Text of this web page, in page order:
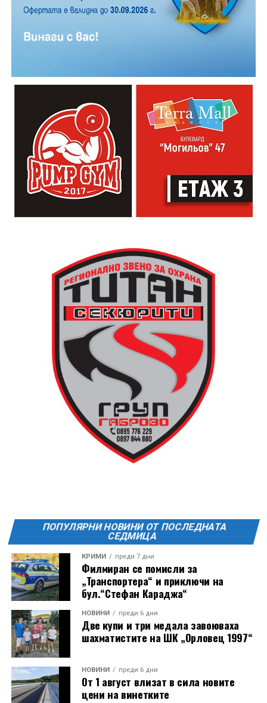
21:30ч. Коктейли и музика
13 АВГУСТ (четвъртък)
19:00ч Групова тренировка с Йоанна Петрова от
20:00ч. Куиз вечер за обща култура
21:30ч. Прожекция на филма “Брънч за начинаещи”
Ще бъде хубаво – не някога и някъде, а тук и сега!
които свират на китара, да се включат – независимо
от професионалното им ниво. Събитието е различно
– то не е концерт, а споделено преживяване, в което
всеки участва по свой начин. Няма сцена или
официална програма, няма предварително обявени
изпълнители и разделение между публика и
артисти. Всеки е добре дошъл да пее, свири или
просто да преживее звездопад, изпълнен с музика,
падащи звезди и желания.
транспорт до местността Градище. Електрическият
автобус ще тръгне в 19:30 ч. от пл. „Възраждане“, а
обратно към града в 00:00 ч. – от паркинга до
поляната. Вземете със себе си връхна дреха и одеяло
или шалте! За повече информация тел. 0887907075.
ПОПУЛЯРНИ НОВИНИ ОТ ПОСЛЕДНАТА
СЕДМИЦА
КРИМИ преди 7 дни
Филмиран се помисли за
„Транспортера“ и приключи на
бул.“Стефан Караджа“
НОВИНИ преди 6 дни
Две купи и три медала завоюваха
шахматистите на ШК „Орловец 1997“
НОВИНИ преди 6 дни
От 1 август влизат в сила новите
цени на винетките